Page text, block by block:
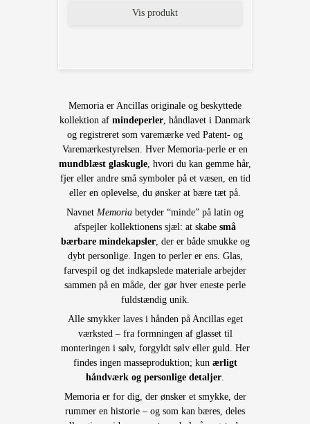
Vis produkt
Memoria er Ancillas originale og beskyttede
kollektion af mindeperler , håndlavet i Danmark
og registreret som varemærke ved Patent- og
Varemærkestyrelsen. Hver Memoria-perle er en
mundblæst glaskugle , hvori du kan gemme hår,
fjer eller andre små symboler på et væsen, en tid
eller en oplevelse, du ønsker at bære tæt på.
Navnet Memoria betyder “minde” på latin og
afspejler kollektionens sjæl: at skabe små
bærbare mindekapsler, der er både smukke og
dybt personlige. Ingen to perler er ens. Glas,
farvespil og det indkapslede materiale arbejder
sammen på en måde, der gør hver eneste perle
fuldstændig unik.
Alle smykker laves i hånden på Ancillas eget
værksted – fra formningen af glasset til
monteringen i sølv, forgyldt sølv eller guld. Her
findes ingen masseproduktion; kun ærligt
håndværk og personlige detaljer
Memoria er for dig, der ønsker et smykke, der
rummer en historie – og som kan bæres, deles